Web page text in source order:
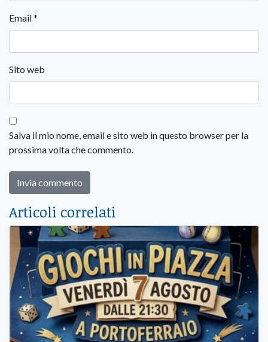
Email*
Sito web
Salva il mio nome, email e sito web in questo browser per la
prossima volta che commento.
Articoli correlati